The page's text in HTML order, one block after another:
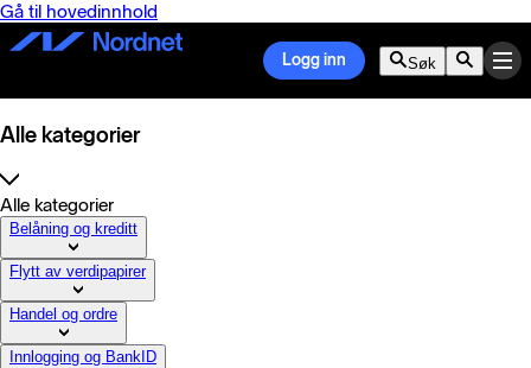
Gå til hovedinnhold
Logg inn Søk
Alle kategorier
Alle kategorier
Belåning og kreditt
Flytt av verdipapirer
Handel og ordre
Innlogging og BankID